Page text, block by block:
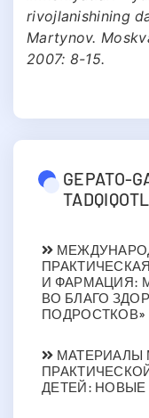
rivojlanishining
Martynov.
2007: 8-15.
GEPATO-
И ФАРМАЦИЯ:
ВО БЛАГО
ПОДРОСТКОВ»
МАТЕРИАЛЫ
ДЕТЕЙ: